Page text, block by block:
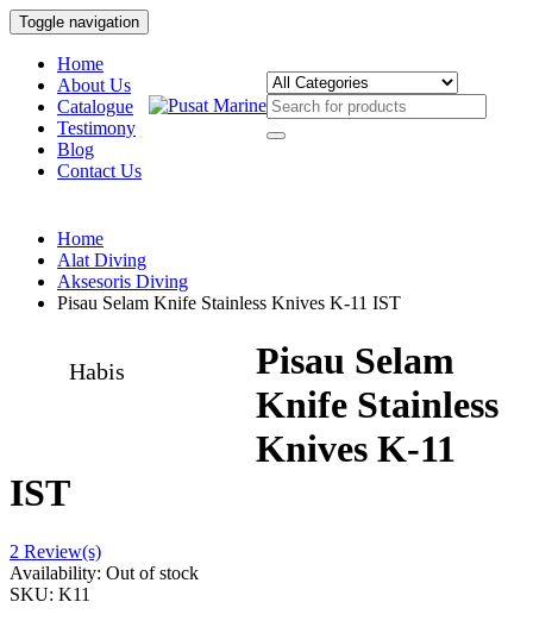
Toggle navigation
Home
About Us
Catalogue
Testimony
Blog
Contact Us
Home
Alat Diving
Aksesoris Diving
Pisau Selam Knife Stainless Knives K-11 IST
Habis
Pisau Selam
Knife Stainless
Knives K-11
IST
2 Review(s)
Availability: Out of stock
SKU: K11